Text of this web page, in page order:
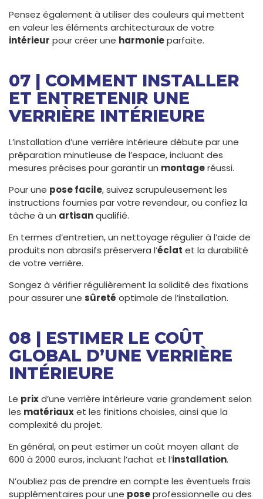
Pensez également à utiliser des couleurs qui mettent
en valeur les éléments architecturaux de votre
intérieur pour créer une harmonieparfaite.
07 | COMMENT INSTALLER
ET ENTRETENIR UNE
VERRIÈRE INTÉRIEURE
L’installation d’une verrière intérieure débute par une
préparation minutieuse de l’espace, incluant des
mesures précises pour garantir un montageréussi.
Pour une pose facile, suivez scrupuleusement les
instructions fournies par votre revendeur, ou confiez la
tâche à un artisanqualifié.
En termes d’entretien, un nettoyage régulier à l’aide de
produits non abrasifs préservera l’éclat et la durabilité
de votre verrière.
Songez à vérifier régulièrement la solidité des fixations
pour assurer une sûreté optimale de l’installation.
08 | ESTIMER LE COÛT
GLOBAL D’UNE VERRIÈRE
INTÉRIEURE
Le prixd’une verrière intérieure varie grandement selon
les matériauxet les finitions choisies, ainsi que la
complexité du projet.
En général, on peut estimer un coût moyen allant de
600 à 2000 euros, incluant l’achat et l’installation.
N’oubliez pas de prendre en compte les éventuels frais
supplémentaires pour une poseprofessionnelle ou des